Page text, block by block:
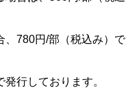
、780円/部（税込み）で
行しております。